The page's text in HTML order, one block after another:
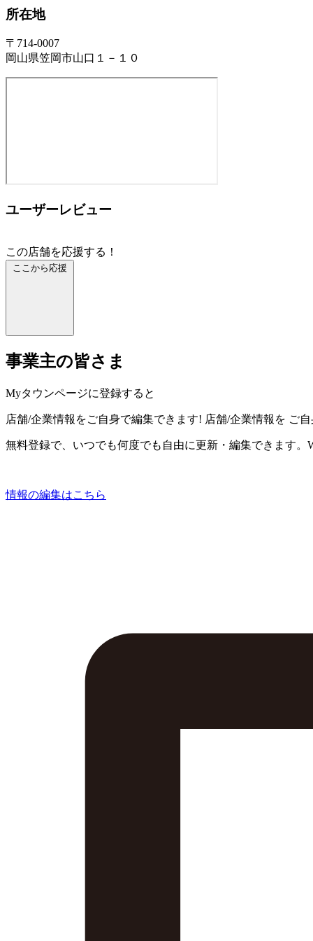
所在地
〒714-0007
岡山県笠岡市山口１－１０
ユーザーレビュー
この店舗を応援する！
ここから応援
事業主の皆さま
Myタウンページに登録すると
店舗/企業情報をご自身で編集できます! 店舗/企業情報を ご
無料登録で、いつでも何度でも自由に更新・編集できます。
情報の編集はこちら